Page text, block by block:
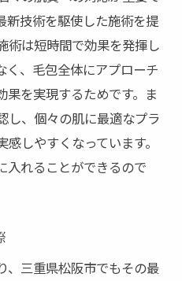
新技術を駆使した施術を提
術は短時間で効果を発揮し
く、毛包全体にアプローチ
果を実現するためです。ま
し、個々の肌に最適なプラ
しやすくなっています。
入れることができるので
、三重県松阪市でもその最